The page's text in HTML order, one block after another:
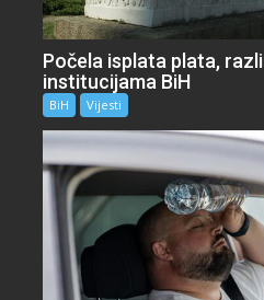
Počela isplata plata,
institucijama BiH
BiH Vijesti